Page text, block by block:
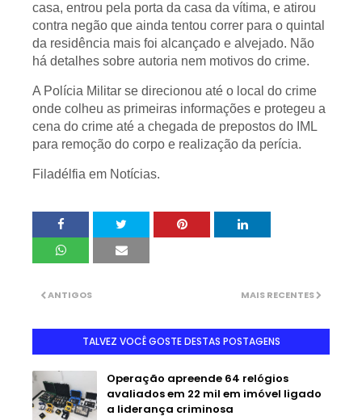
casa, entrou pela porta da casa da vítima, e atirou
contra negão que ainda tentou correr para o quintal
da residência mais foi alcançado e alvejado. Não
há detalhes sobre autoria nem motivos do crime.
A Polícia Militar se direcionou até o local do crime
onde colheu as primeiras informações e protegeu a
cena do crime até a chegada de prepostos do IML
para remoção do corpo e realização da perícia.
Filadélfia em Notícias.
MAIS RECENTES
ANTIGOS
TALVEZ VOCÊ GOSTE DESTAS POSTAGENS
Operação apreende 64 relógios
avaliados em 22 mil em imóvel ligado
a liderança criminosa